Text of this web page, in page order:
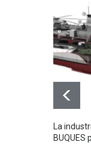
La
BUQUES